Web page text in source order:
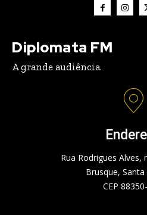
Diplomata FM
A grande audiência.
Rua Rodrigues Alves,
Brusque, Santa
CEP